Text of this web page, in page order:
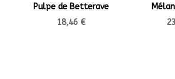
Pulpe de Betterave
18,46 €